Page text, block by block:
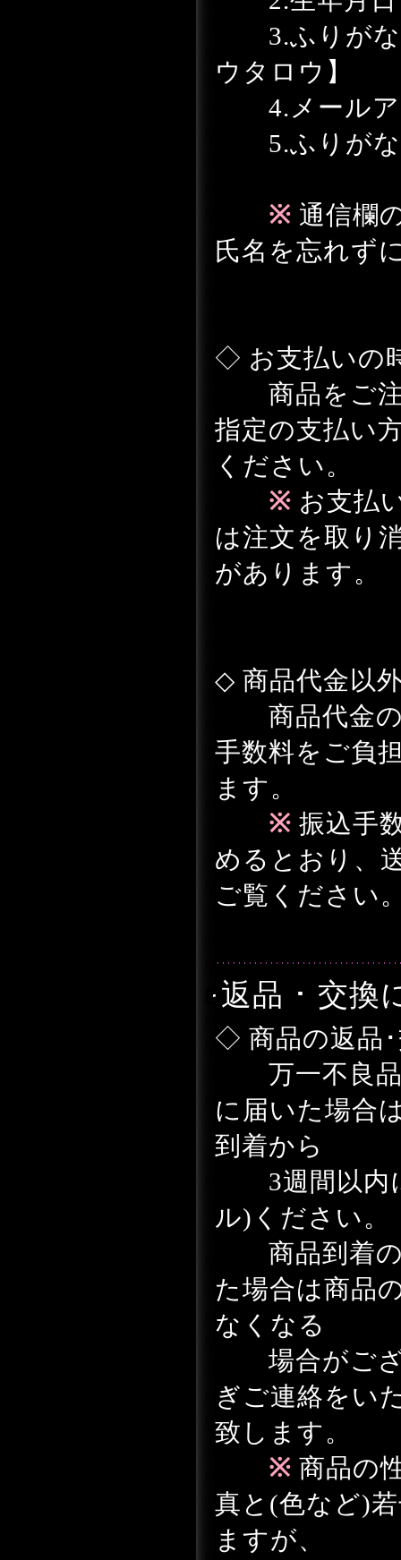
3.ふりがな
ウタロウ】
4.メールア
5.ふりがな
※ 通信欄
氏名を忘れず
◇ お支払いの
商品をご注
指定の支払い
ください。
※ お支払
は注文を取り
があります。
◇ 商品代金以
商品代金の
手数料をご負
ます。
※ 振込手
めるとおり、
ご覧ください
返品 ･ 交換
◇ 商品の返品
万一不良品
に届いた場合
到着から
3週間以内
ル)ください。
商品到着の
た場合は商品
なくなる
場合がござ
ぎご連絡をい
致します。
※ 商品の
真と(色など)
ますが、